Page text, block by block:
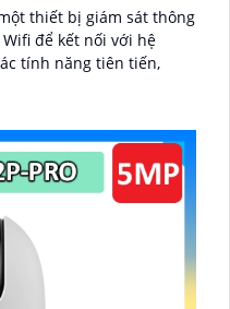
thiết bị giám sát thông
để kết nối với hệ